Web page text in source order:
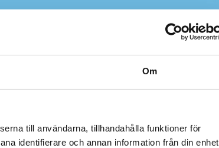
Om
till användarna, tillhandahålla funktioner för
identifierare och annan information från din enhet